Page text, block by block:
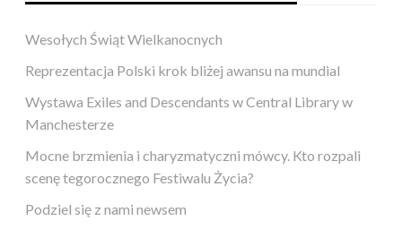
Wesołych Świąt Wielkanocnych
Reprezentacja Polski krok bliżej awansu na mundial
Wystawa Exiles and Descendants w Central Library w
Manchesterze
Mocne brzmienia i charyzmatyczni mówcy. Kto rozpali
scenę tegorocznego Festiwalu Życia?
Podziel się z nami newsem